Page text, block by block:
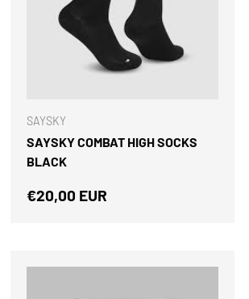
SAYSKY
SAYSKY COMBAT HIGH SOCKS
BLACK
Precio normal
€20,00 EUR